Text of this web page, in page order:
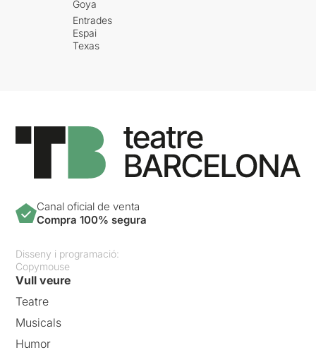
Goya
Entrades
Espai
Texas
Canal oficial de venta
Compra 100% segura
Disseny i programació:
Copymouse
Vull veure
Teatre
Musicals
Humor